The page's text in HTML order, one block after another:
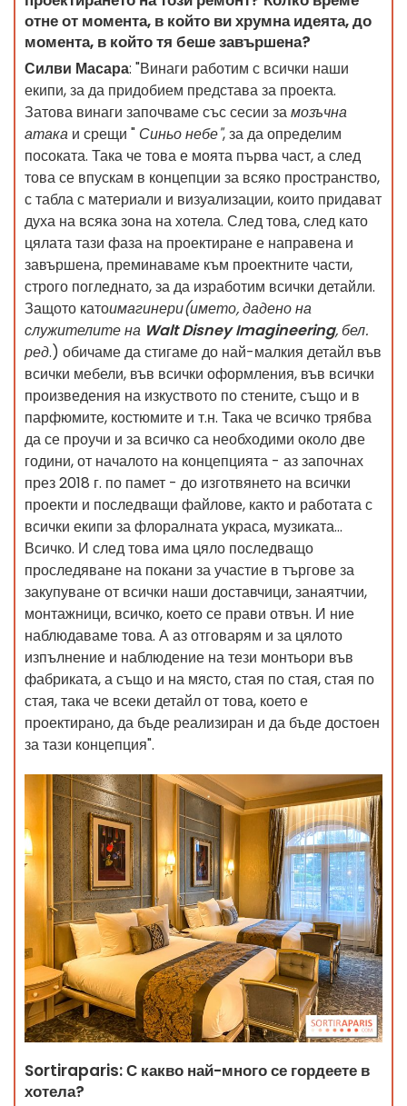
отне от момента, в който ви хрумна идеята, до
момента, в който тя беше завършена?
Силви Масара: "Винаги работим с всички наши
екипи, за да придобием представа за проекта.
Затова винаги започваме със сесии замозъчна
атака и срещи " Синьо небе", за да определим
посоката. Така че това е моята първа част, а след
това се впускам в концепции за всяко пространство,
с табла с материали и визуализации, които придават
духа на всяка зона на хотела. След това, след като
цялата тази фаза на проектиране е направена и
завършена, преминаваме към проектните части,
строго погледнато, за да изработим всички детайли.
Защото катоимагинери(името, дадено на
служителите на Walt Disney Imagineering, бел.
ред.) обичаме да стигаме до най-малкия детайл във
всички мебели, във всички оформления, във всички
произведения на изкуството по стените, също и в
парфюмите, костюмите и т.н. Така че всичко трябва
да се проучи и за всичко са необходими около две
години, от началото на концепцията - аз започнах
през 2018 г. по памет - до изготвянето на всички
проекти и последващи файлове, както и работата с
всички екипи за флоралната украса, музиката...
Всичко. И след това има цяло последващо
проследяване на покани за участие в търгове за
закупуване от всички наши доставчици, занаятчии,
монтажници, всичко, което се прави отвън. И ние
наблюдаваме това. А аз отговарям и за цялото
изпълнение и наблюдение на тези монтьори във
фабриката, а също и на място, стая по стая, стая по
стая, така че всеки детайл от това, което е
проектирано, да бъде реализиран и да бъде достоен
за тази концепция".
Sortiraparis: С какво най-много се гордеете в
хотела?